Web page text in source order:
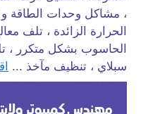
، مشاكل وحدات الطاقة و
الحرارة الزائدة ، تلف
الحاسوب بشكل متكرر ،
سبلاي ، تنظيف مآخذ ...